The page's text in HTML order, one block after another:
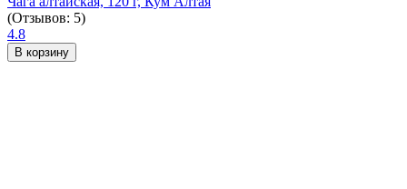
(Отзывов: 5)
4.8
В корзину